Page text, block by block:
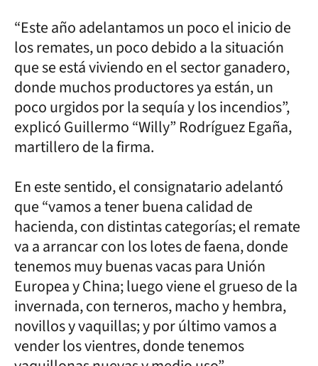
“Este año adelantamos un poco el inicio de
los remates, un poco debido a la situación
que se está viviendo en el sector ganadero,
donde muchos productores ya están, un
poco urgidos por la sequía y los incendios”,
explicó Guillermo “Willy” Rodríguez Egaña,
martillero de la firma.
En este sentido, el consignatario adelantó
que “vamos a tener buena calidad de
hacienda, con distintas categorías; el remate
va a arrancar con los lotes de faena, donde
tenemos muy buenas vacas para Unión
Europea y China; luego viene el grueso de la
invernada, con terneros, macho y hembra,
novillos y vaquillas; y por último vamos a
vender los vientres, donde tenemos